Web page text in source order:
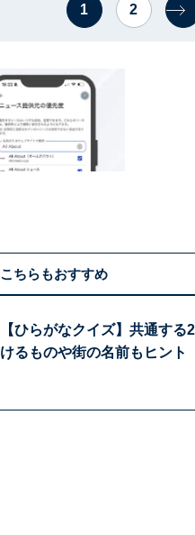
1 2
こちらもおすすめ
【ひらがなクイズ】共通す
けるものや街の名前もヒント